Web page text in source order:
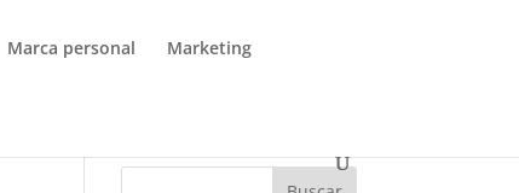
Marca personal Marketing